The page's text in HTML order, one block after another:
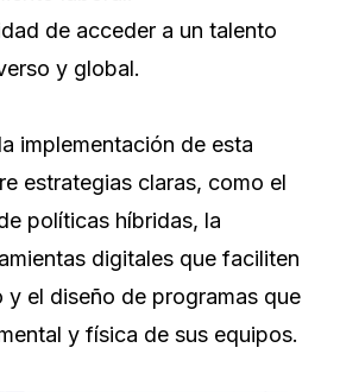
de acceder a un talento
y global.
implementación de esta
estrategias claras, como el
políticas híbridas, la
digitales que faciliten
y el diseño de programas que
y física de sus equipos.